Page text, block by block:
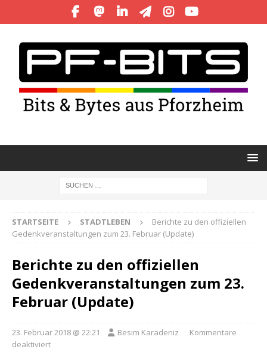
STARTSEITE STADTLEBEN
Berichte zu den offiziellen
Gedenkveranstaltungen zum 23. Februar (Update)
Berichte zu den offiziellen
Gedenkveranstaltungen zum 23.
Februar (Update)
23. Februar 2018 @ 22:21 Besim Karadeniz
Kommentare
deaktiviert